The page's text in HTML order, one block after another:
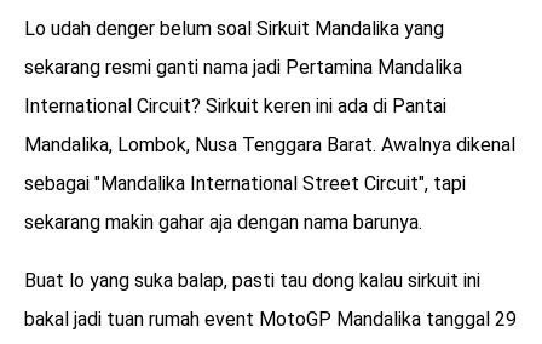
Lo udah denger belum soal Sirkuit Mandalika yang
sekarang resmi ganti nama jadi Pertamina Mandalika
International Circuit? Sirkuit keren ini ada di Pantai
Mandalika, Lombok, Nusa Tenggara Barat. Awalnya dikenal
sebagai "Mandalika International Street Circuit", tapi
sekarang makin gahar aja dengan nama barunya.
Buat lo yang suka balap, pasti tau dong kalau sirkuit ini
bakal jadi tuan rumah event MotoGP Mandalika tanggal 29